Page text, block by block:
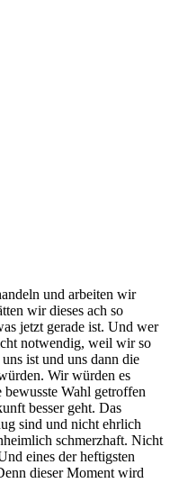
und arbeiten wir
wir dieses ach so
jetzt gerade ist. Und wer
notwendig, weil wir so
ist und uns dann die
Wir würden es
Wahl getroffen
besser geht. Das
sind und nicht ehrlich
schmerzhaft. Nicht
eines der heftigsten
dieser Moment wird